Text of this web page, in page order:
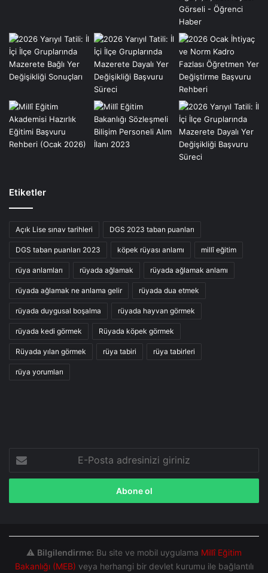
Etiketler
Açık Lise sınav tarihleri DGS 2023 taban puanları
DGS taban puanları 2023 köpek rüyası anlamı millî eğitim
rüya anlamları rüyada ağlamak rüyada ağlamak anlamı
rüyada ağlamak ne anlama gelir rüyada dua etmek
rüyada duygusal boşalma rüyada hayvan görmek
rüyada kedi görmek Rüyada köpek görmek
Rüyada yılan görmek rüya tabiri rüya tabirleri
rüya yorumları
Posta
adresinizi
⚠️ Bilgilendirme: Bu site ve mobil uygulama Millî Eğitim
Bakanlığı (MEB) veya herhangi bir devlet kurumu ile bağlantılı